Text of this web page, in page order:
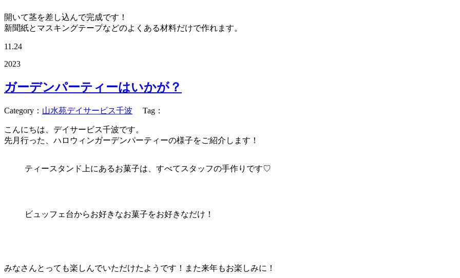
開いて茎を差し込んで完成です！
新聞紙とマスキングテープなどのよくある材料だけで作れます。
11.24
2023
ガーデンパーティーはいかが？
Category ： 山水苑デイサービス千波 Tag ：
こんにちは、デイサービス千波です。
先月行った、ハロウィンガーデンパーティーの様子をご紹介します！
ティースタンド上にあるお菓子は、すべてスタッフの手作りです♡
ビュッフェ台からお好きなお菓子をお好きなだけ！
みなさんとっても楽しんでいただけたようです！また来年もお楽しみに！